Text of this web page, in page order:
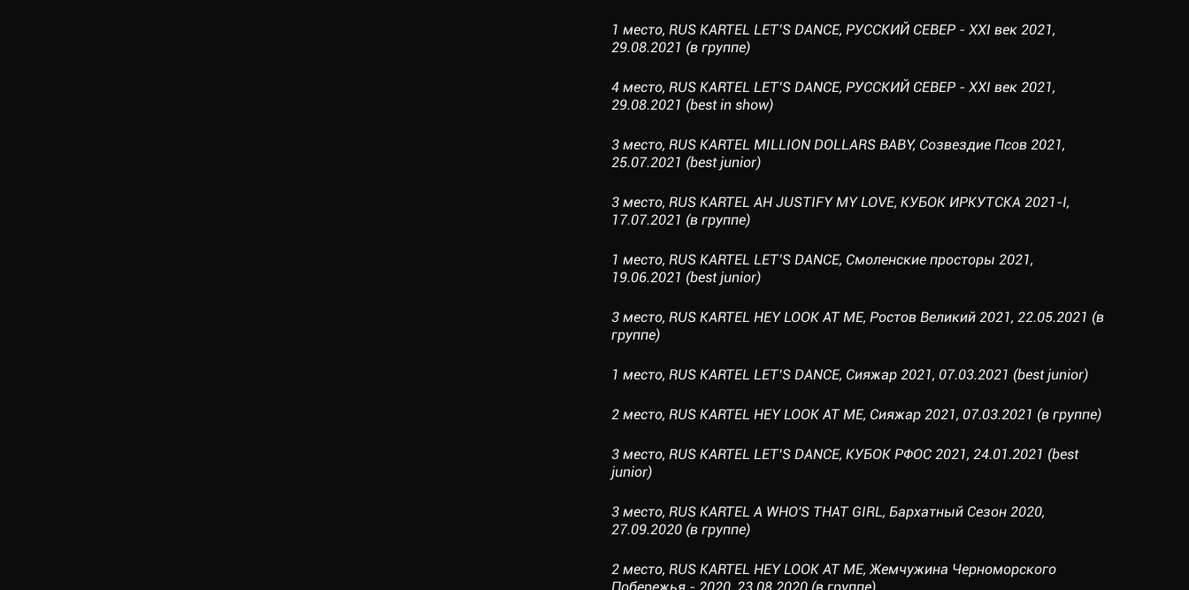
1 место, RUS KARTEL LET’S DANCE, РУССКИЙ СЕВЕР - XXI век 2021,
29.08.2021 (в группе)
4 место, RUS KARTEL LET’S DANCE, РУССКИЙ СЕВЕР - XXI век 2021,
29.08.2021 (best in show)
3 место, RUS KARTEL MILLION DOLLARS BABY, Созвездие Псов 2021,
25.07.2021 (best junior)
3 место, RUS KARTEL AH JUSTIFY MY LOVE, КУБОК ИРКУТСКА 2021-I,
17.07.2021 (в группе)
1 место, RUS KARTEL LET’S DANCE, Смоленские просторы 2021,
19.06.2021 (best junior)
3 место, RUS KARTEL HEY LOOK AT ME, Ростов Великий 2021, 22.05.2021 (в
группе)
1 место, RUS KARTEL LET’S DANCE, Сияжар 2021, 07.03.2021 (best junior)
2 место, RUS KARTEL HEY LOOK AT ME, Сияжар 2021, 07.03.2021 (в группе)
3 место, RUS KARTEL LET’S DANCE, КУБОК РФОС 2021, 24.01.2021 (best
junior)
3 место, RUS KARTEL A WHO'S THAT GIRL, Бархатный Сезон 2020,
27.09.2020 (в группе)
2 место, RUS KARTEL HEY LOOK AT ME, Жемчужина Черноморского